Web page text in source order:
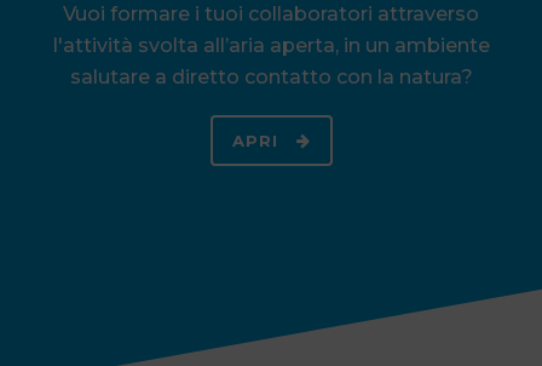
Vuoi formare i tuoi collaboratori attraverso
l'attività svolta all’aria aperta, in un ambiente
salutare a diretto contatto con la natura?
APRI